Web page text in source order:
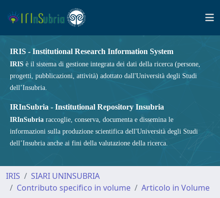
IRIS - Institutional Research Information System
IRIS è il sistema di gestione integrata dei dati della ricerca (persone,
progetti, pubblicazioni, attività) adottato dall'Università degli Studi
dell’Insubria.
IRInSubria - Institutional Repository Insubria
IRInSubria raccoglie, conserva, documenta e dissemina le
informazioni sulla produzione scientifica dell'Università degli Studi
dell’Insubria anche ai fini della valutazione della ricerca.
IRIS
SIARI UNINSUBRIA
Contributo specifico in volume
Articolo in Volume